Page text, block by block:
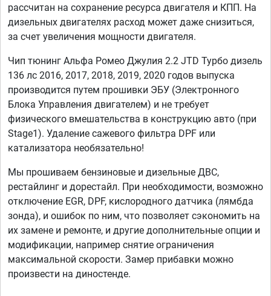
рассчитан на сохранение ресурса двигателя и КПП. На
дизельных двигателях расход может даже снизиться,
за счет увеличения мощности двигателя.
Чип тюнинг Альфа Ромео Джулия 2.2 JTD Турбо дизель
136 лс 2016, 2017, 2018, 2019, 2020 годов выпуска
производится путем прошивки ЭБУ (Электронного
Блока Управления двигателем) и не требует
физического вмешательства в конструкцию авто (при
Stage1). Удаление сажевого фильтра DPF или
катализатора необязательно!
Мы прошиваем бензиновые и дизельные ДВС,
рестайлинг и дорестайл. При необходимости, возможно
отключение EGR, DPF, кислородного датчика (лямбда
зонда), и ошибок по ним, что позволяет сэкономить на
их замене и ремонте, и другие дополнительные опции и
модификации, например снятие ограничения
максимальной скорости. Замер прибавки можно
произвести на диностенде.